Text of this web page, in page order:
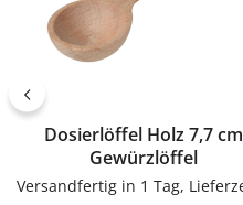
Dosierlöffel Holz 7,7 cm
Gewürzlöffel